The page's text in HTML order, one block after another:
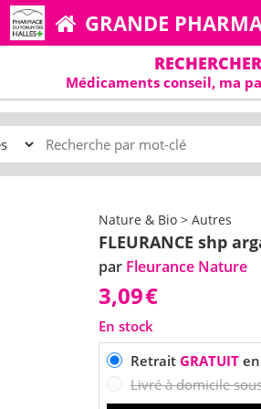
GRANDE
RECHERCHER
Médicaments conseil, ma
Nature & Bio > Autres
FLEURANCE shp
par Fleurance Nature
3,09€
En stock
Retrait GRATUITen
Livré à domicile